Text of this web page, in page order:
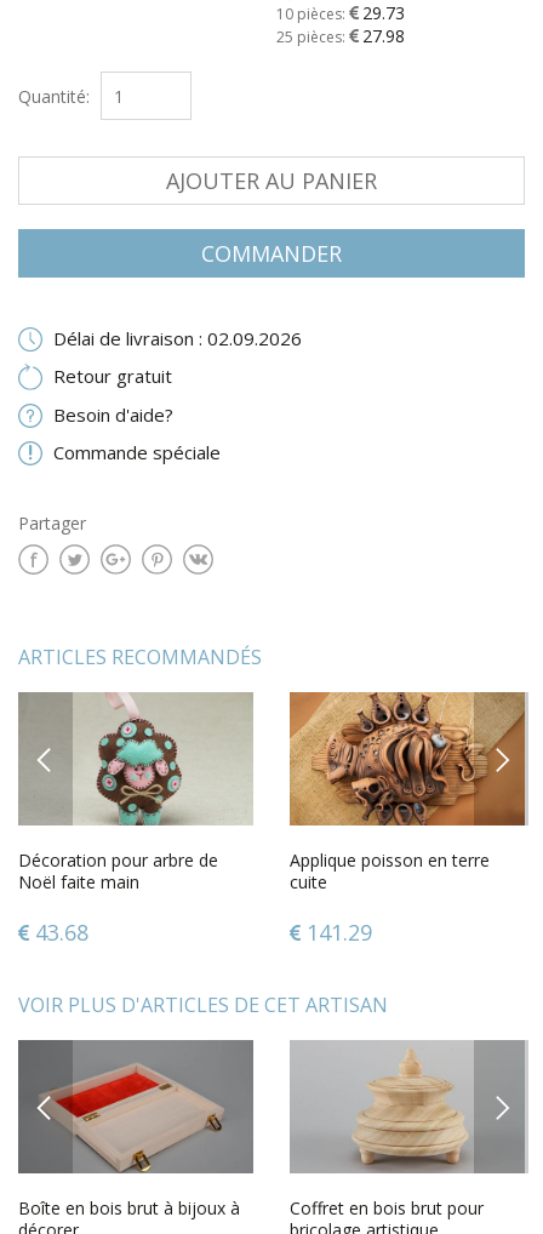
10 pièces: 29.73
25 pièces: 27.98
Quantité:
AJOUTER AU PANIER
COMMANDER
Délai de livraison : 02.09.2026
Retour gratuit
Besoin d'aide?
Commande spéciale
Partager
ARTICLES RECOMMANDÉS
PREVIOUS
Décoration pour arbre de
Noël faite main
43.68
Applique poisson en terre
cuite
141.29
NEXT
VOIR PLUS D'ARTICLES DE CET ARTISAN
PREVIOUS
Boîte en bois brut à bijoux à
Coffret en bois brut pour
NEXT